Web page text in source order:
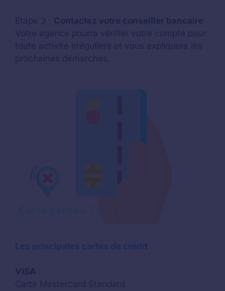
Étape 3 : Contactez votre conseiller bancaire
Votre agence pourra vérifier votre compte pour
toute activité irrégulière et vous expliquera les
prochaines démarches.
Les principales cartes de crédit
VISA :
Carte Mastercard Standard